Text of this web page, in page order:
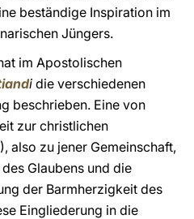
beständige Inspiration im
Jüngers.
im Apostolischen
i die verschiedenen
beschrieben. Eine von
zur christlichen
also zu jener Gemeinschaft,
Glaubens und die
der Barmherzigkeit des
Eingliederung in die